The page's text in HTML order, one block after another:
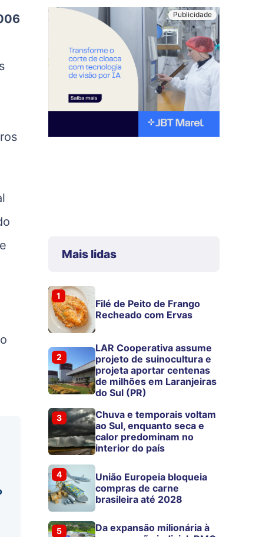
Mais lidas
1
Filé de Peito de Frango
Recheado com Ervas
2
LAR Cooperativa assume
projeto de suinocultura e
projeta aportar centenas
de milhões em Laranjeiras
do Sul (PR)
3
Chuva e temporais voltam
ao Sul, enquanto seca e
calor predominam no
interior do país
4
União Europeia bloqueia
compras de carne
brasileira até 2028
5
Da expansão milionária à